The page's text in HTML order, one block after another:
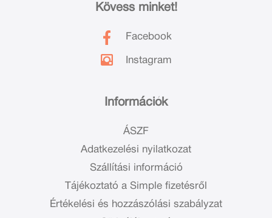
Információk
ÁSZF
Adatkezelési nyilatkozat
Szállítási információ
Tájékoztató a Simple fizetésről
Értékelési és hozzászólási szabályzat
Kövess minket!
Facebook
Instagram